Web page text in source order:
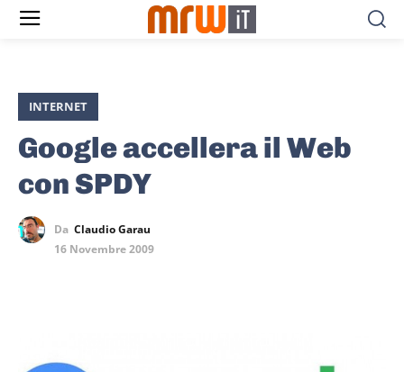
INTERNET
Google accellera il Web
con SPDY
Da Claudio Garau
16 Novembre 2009